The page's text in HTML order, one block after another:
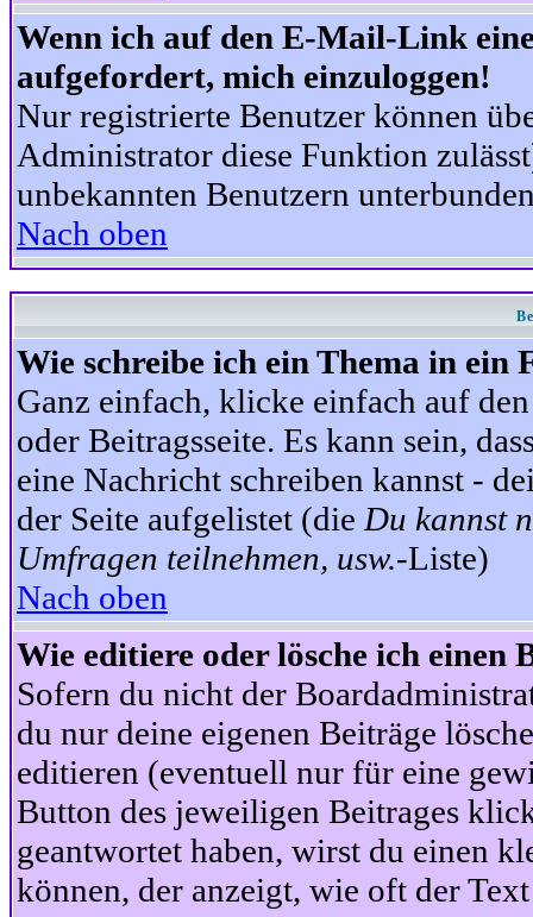
Wenn ich auf den E-Mail-Link
aufgefordert, mich einzuloggen!
Nur registrierte Benutzer können
Administrator diese Funktion
unbekannten Benutzern
Nach oben
Wie schreibe ich ein Thema in ein
Ganz einfach, klicke einfach auf
oder Beitragsseite. Es kann sein,
eine Nachricht schreiben kannst -
der Seite aufgelistet (die Du kannst
Umfragen teilnehmen, usw.-Liste)
Nach oben
Wie editiere oder lösche ich einen
Sofern du nicht der
du nur deine eigenen Beiträge
editieren (eventuell nur für eine
Button des jeweiligen Beitrages
geantwortet haben, wirst du einen
können, der anzeigt, wie oft der